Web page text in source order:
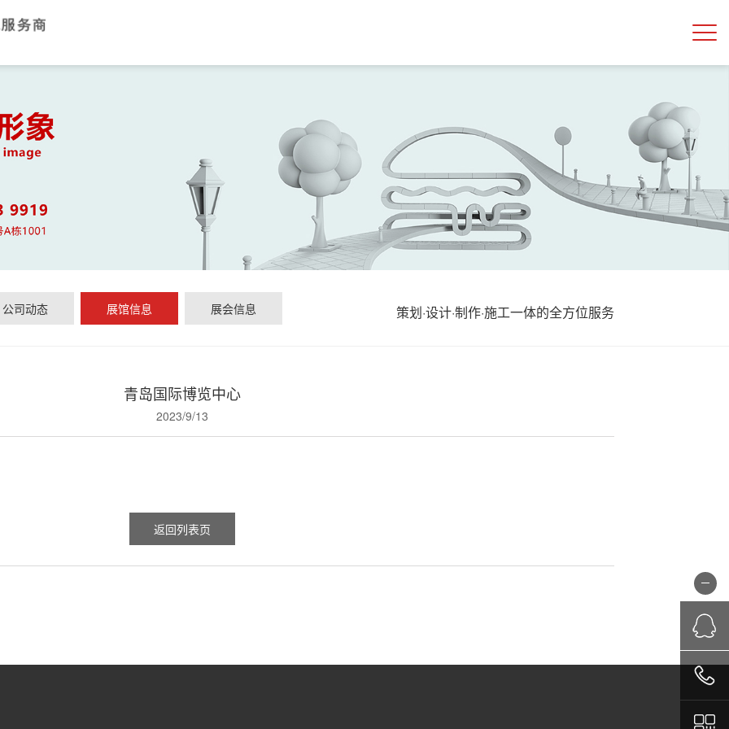
公司动态 展馆信息 展会信息 策划·设计·制作·施工一体的全方位服务
青岛国际博览中心
2023/9/13
返回列表页